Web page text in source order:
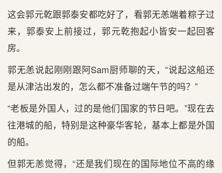
这会郭元乾跟郭泰安都吃好了，看郭无恙端着粽子过
来，郭泰安上前接过，郭元乾抱起小皆安一起回客
房。
郭无恙说起刚刚跟阿Sam厨师聊的天，“说起这船还
是从津沽出发的，怎么都不准备过端午节的吗？”
“老板是外国人，过的是他们国家的节日吧。”现在去
往港城的船，特别是这种豪华客轮，基本上都是外国
的船。
但郭无恙觉得，“还是我们现在的国际地位不高的缘